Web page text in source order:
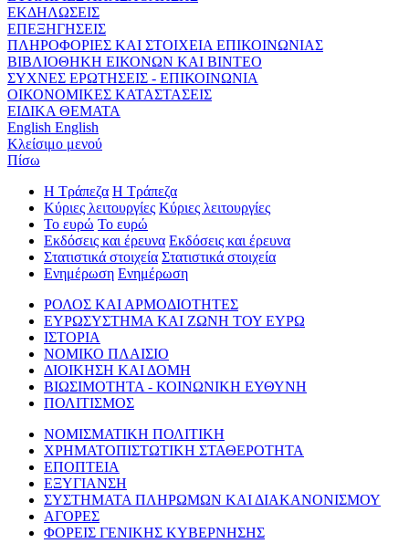
ΕΚΔΗΛΩΣΕΙΣ
ΕΠΕΞΗΓΗΣΕΙΣ
ΠΛΗΡΟΦΟΡΙΕΣ ΚΑΙ ΣΤΟΙΧΕΙΑ ΕΠΙΚΟΙΝΩΝΙΑΣ
ΒΙΒΛΙΟΘΗΚΗ ΕΙΚΟΝΩΝ ΚΑΙ ΒΙΝΤΕΟ
ΣΥΧΝΕΣ ΕΡΩΤΗΣΕΙΣ - ΕΠΙΚΟΙΝΩΝΙΑ
ΟΙΚΟΝΟΜΙΚΕΣ ΚΑΤΑΣΤΑΣΕΙΣ
ΕΙΔΙΚΑ ΘΕΜΑΤΑ
English English
Κλείσιμο μενού
Πίσω
Η Τράπεζα Η Τράπεζα
Κύριες λειτουργίες Κύριες λειτουργίες
Το ευρώ Το ευρώ
Εκδόσεις και έρευνα Εκδόσεις και έρευνα
Στατιστικά στοιχεία Στατιστικά στοιχεία
Ενημέρωση Ενημέρωση
ΡΟΛΟΣ ΚΑΙ ΑΡΜΟΔΙΟΤΗΤΕΣ
ΕΥΡΩΣΥΣΤΗΜΑ ΚΑΙ ΖΩΝΗ ΤΟΥ ΕΥΡΩ
ΙΣΤΟΡΙΑ
ΝΟΜΙΚΟ ΠΛΑΙΣΙΟ
ΔΙΟΙΚΗΣΗ ΚΑΙ ΔΟΜΗ
ΒΙΩΣΙΜΟΤΗΤΑ - ΚΟΙΝΩΝΙΚΗ ΕΥΘΥΝΗ
ΠΟΛΙΤΙΣΜΟΣ
ΝΟΜΙΣΜΑΤΙΚΗ ΠΟΛΙΤΙΚΗ
ΧΡΗΜΑΤΟΠΙΣΤΩΤΙΚΗ ΣΤΑΘΕΡΟΤΗΤΑ
ΕΠΟΠΤΕΙΑ
ΕΞΥΓΙΑΝΣΗ
ΣΥΣΤΗΜΑΤΑ ΠΛΗΡΩΜΩΝ ΚΑΙ ΔΙΑΚΑΝΟΝΙΣΜΟΥ
ΑΓΟΡΕΣ
ΦΟΡΕΙΣ ΓΕΝΙΚΗΣ ΚΥΒΕΡΝΗΣΗΣ